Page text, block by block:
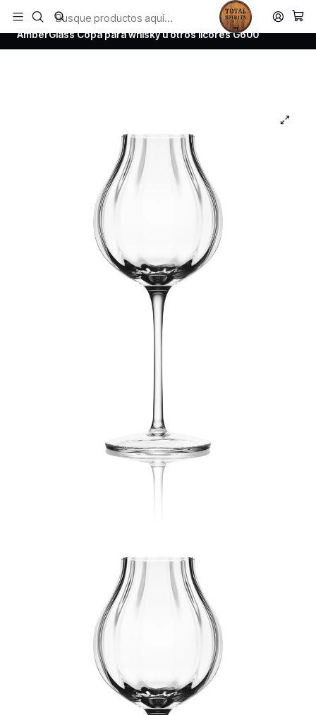
Todos los productos estan en stock. Despachamos a todo Chile.
Inicio
Todos los productos
AmberGlass Copa para whisky u otros licores G600